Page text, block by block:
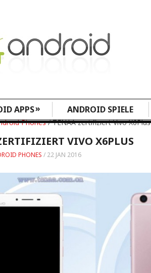
APPS» ANDROID SPIELE
Phones/ TENAA zertifiziert Vivo X6Plus
VIVO X6PLUS
PHONES / 22 JAN 2016